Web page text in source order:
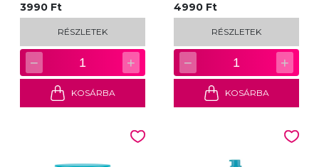
3990 Ft
RÉSZLETEK
− 1 +
KOSÁRBA
4990 Ft
RÉSZLETEK
− 1 +
KOSÁRBA